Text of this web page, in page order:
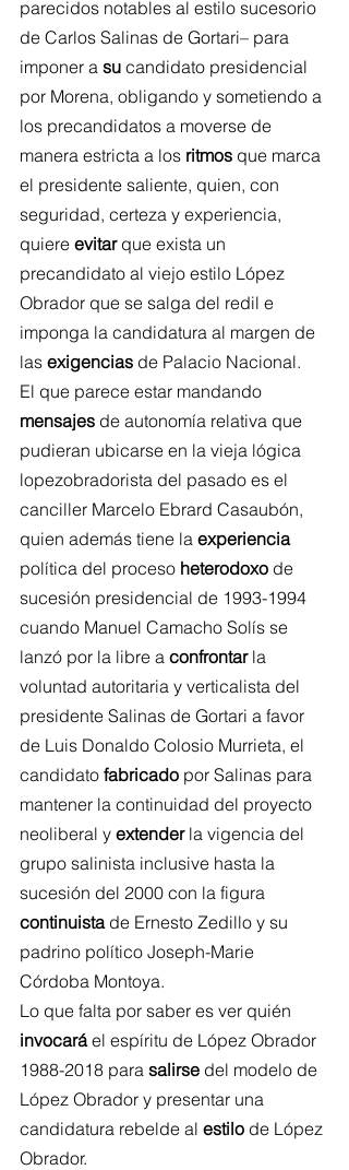
parecidos notables al estilo sucesorio
de Carlos Salinas de Gortari– para
imponer a su candidato presidencial
por Morena, obligando y sometiendo a
los precandidatos a moverse de
manera estricta a los ritmos que marca
el presidente saliente, quien, con
seguridad, certeza y experiencia,
quiere evitar que exista un
precandidato al viejo estilo López
Obrador que se salga del redil e
imponga la candidatura al margen de
las exigencias de Palacio Nacional.
El que parece estar mandando
mensajes de autonomía relativa que
pudieran ubicarse en la vieja lógica
lopezobradorista del pasado es el
canciller Marcelo Ebrard Casaubón,
quien además tiene la experiencia
política del proceso heterodoxo de
sucesión presidencial de 1993-1994
cuando Manuel Camacho Solís se
lanzó por la libre a confrontar la
voluntad autoritaria y verticalista del
presidente Salinas de Gortari a favor
de Luis Donaldo Colosio Murrieta, el
candidato fabricado por Salinas para
mantener la continuidad del proyecto
neoliberal y extender la vigencia del
grupo salinista inclusive hasta la
sucesión del 2000 con la figura
continuista de Ernesto Zedillo y su
padrino político Joseph-Marie
Córdoba Montoya.
Lo que falta por saber es ver quién
invocará el espíritu de López Obrador
1988-2018 para salirse del modelo de
López Obrador y presentar una
candidatura rebelde al estilo de López
Obrador.